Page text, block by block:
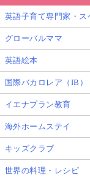
次回は、
支援プログラ
をテーマにお届
関連記事
英語子育て専門家・ス
グローバルママ
英語絵本
国際バカロレア（IB）
イエナプラン教育
海外ホームステイ
キッズクラブ
世界の料理・レシピ